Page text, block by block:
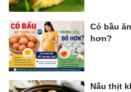
Có bầu
hơn?
Nấu thịt